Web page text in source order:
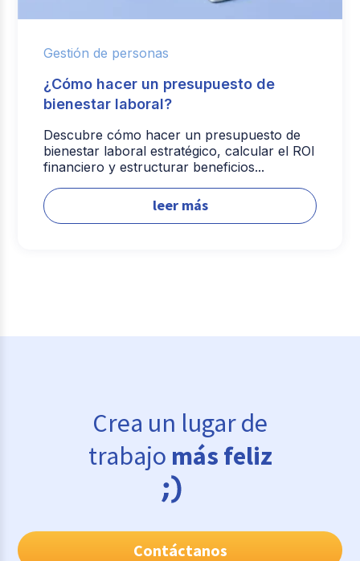
Gestión de personas
¿Cómo hacer un presupuesto de
bienestar laboral?
Descubre cómo hacer un presupuesto de
bienestar laboral estratégico, calcular el ROI
financiero y estructurar beneficios...
leer más
Crea un lugar de
trabajo más feliz
Contáctanos